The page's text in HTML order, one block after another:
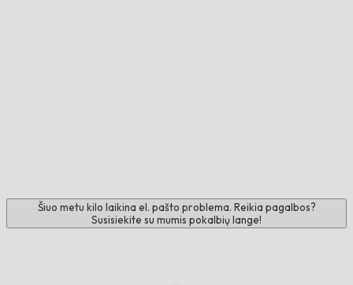
Šiuo metu kilo laikina el. pašto problema. Reikia pagalbos?
Susisiekite su mumis pokalbių lange!